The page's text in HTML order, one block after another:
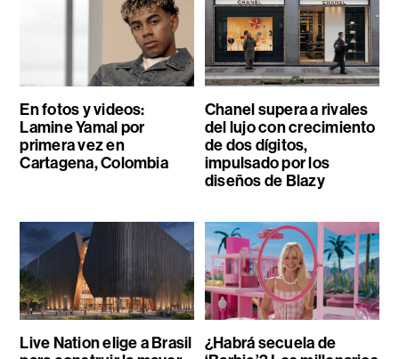
En fotos y videos:
Lamine Yamal por
primera vez en
Cartagena, Colombia
Chanel supera a rivales
del lujo con crecimiento
de dos dígitos,
impulsado por los
diseños de Blazy
Live Nation elige a Brasil
¿Habrá secuela de